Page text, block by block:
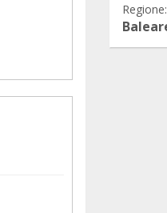
Regione: